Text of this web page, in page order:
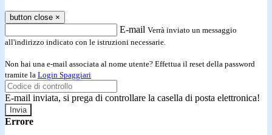
button close ×
E-mail Verrà inviato un messaggio
all'indirizzo indicato con le istruzioni necessarie.
Non hai una e-mail associata al nome utente? Effettua il reset della password
tramite la Login Spaggiari
E-mail inviata, si prega di controllare la casella di posta elettronica!
Errore